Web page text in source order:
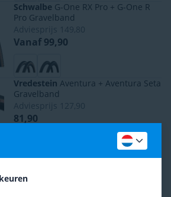
Schwalbe G-One RX Pro + G-One R
Pro Gravelband
Adviesprijs
149,80
Vanaf 99,90
Vredestein Aventura + Aventura Seta
Gravelband
Adviesprijs
127,90
81,90
VittoriaTerreno T60 + Terreno T50
Adviesprijs